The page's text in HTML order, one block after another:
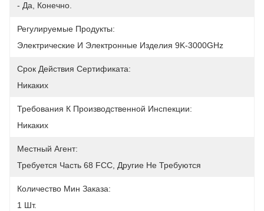
- Да, Конечно.
Регулируемые Продукты:
Электрические И Электронные Изделия 9K-3000GHz
Срок Действия Сертификата:
Никаких
Требования К Производственной Инспекции:
Никаких
Местный Агент:
Требуется Часть 68 FCC, Другие Не Требуются
Количество Мин Заказа:
1 Шт.